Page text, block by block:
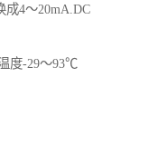
成4～20mA.DC
度-29～93℃